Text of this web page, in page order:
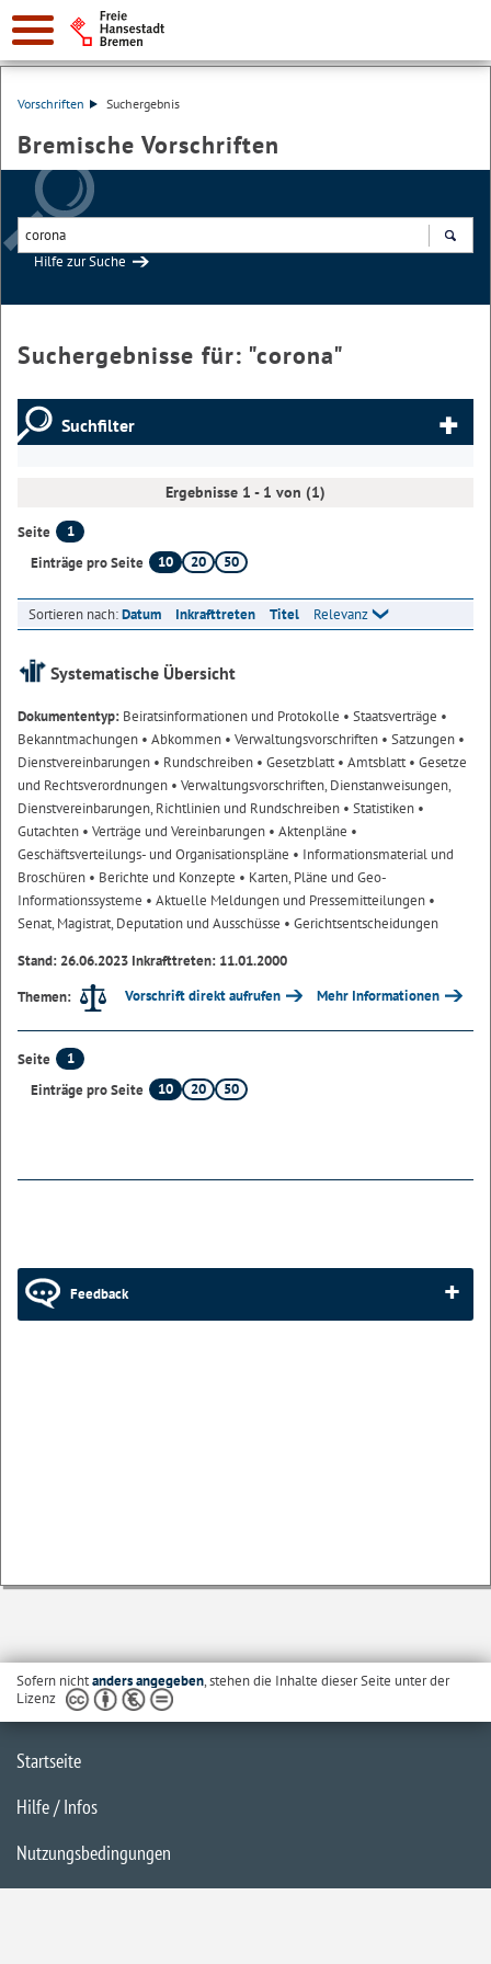
Vorschriften Suchergebnis
Bremische Vorschriften
Hilfe zur Suche
Suchergebnisse für: "corona"
Suchfilter
Ergebnisse 1 - 1 von (1)
Seite
1
Einträge pro Seite
10 20 50
Sortieren nach:Datum Inkrafttreten Titel Relevanz
Systematische Übersicht
Dokumententyp: Beiratsinformationen und Protokolle • Staatsverträge •
Bekanntmachungen • Abkommen • Verwaltungsvorschriften • Satzungen •
Dienstvereinbarungen • Rundschreiben • Gesetzblatt• Amtsblatt• Gesetze
und Rechtsverordnungen • Verwaltungsvorschriften, Dienstanweisungen,
Dienstvereinbarungen, Richtlinien und Rundschreiben • Statistiken •
Gutachten • Verträge und Vereinbarungen • Aktenpläne •
Geschäftsverteilungs- und Organisationspläne • Informationsmaterial und
Broschüren • Berichte und Konzepte • Karten, Pläne und Geo-
Informationssysteme • Aktuelle Meldungen und Pressemitteilungen •
Senat, Magistrat, Deputation und Ausschüsse • Gerichtsentscheidungen
Stand: 26.06.2023 Inkrafttreten: 11.01.2000
Themen:
Vorschrift direkt aufrufen Mehr Informationen
Seite
1
Einträge pro Seite
10 20 50
Feedback
Sofern nichtanders angegeben, stehen die Inhalte dieser Seite unter der
Lizenz
Startseite
Hilfe / Infos
Nutzungsbedingungen